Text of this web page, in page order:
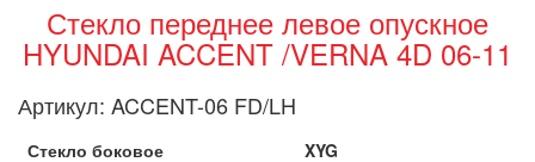
Стекло переднее левое опускное
HYUNDAI ACCENT /VERNA 4D 06-11
Артикул: ACCENT-06 FD/LH
Стекло боковое XYG